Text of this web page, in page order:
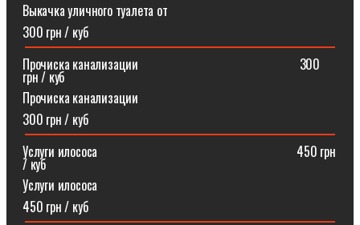
Выкачка уличного туалета от
300 грн / куб
Прочиска канализации⠀⠀⠀⠀⠀⠀⠀⠀⠀⠀⠀⠀⠀⠀⠀⠀⠀300
грн / куб
Прочиска канализации
300 грн / куб
Услуги илососа⠀⠀⠀⠀⠀⠀⠀⠀⠀⠀⠀⠀⠀⠀⠀⠀⠀⠀⠀⠀⠀450 грн
/ куб
Услуги илососа
450 грн / куб